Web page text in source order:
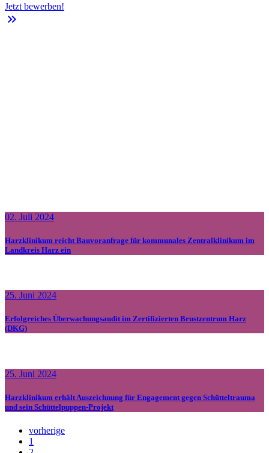
Jetzt bewerben!
keyboard_double_arrow_right
02. Juli 2024
Harzklinikum reicht Bauvoranfrage für kommunales Zentralklinikum im
Landkreis Harz ein
25. Juni 2024
Erfolgreiches Überwachungsaudit im Zertifizierten Brustzentrum Harz
(DKG)
25. Juni 2024
Harzklinikum erhält Auszeichnung für Engagement gegen Schütteltrauma
und sein Schüttelpuppen-Projekt
vorherige
1